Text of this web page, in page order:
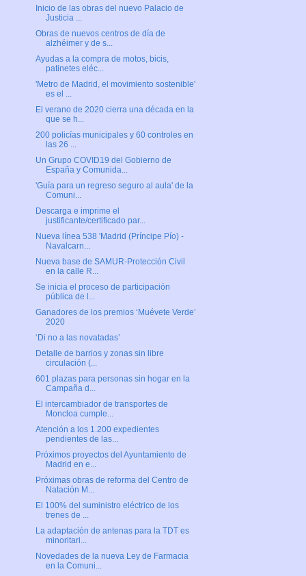
Inicio de las obras del nuevo Palacio de
Justicia ...
Obras de nuevos centros de día de
alzhéimer y de s...
Ayudas a la compra de motos, bicis,
patinetes eléc...
'Metro de Madrid, el movimiento sostenible'
es el ...
El verano de 2020 cierra una década en la
que se h...
200 policías municipales y 60 controles en
las 26 ...
Un Grupo COVID19 del Gobierno de
España y Comunida...
'Guía para un regreso seguro al aula' de la
Comuni...
Descarga e imprime el
justificante/certificado par...
Nueva línea 538 'Madrid (Príncipe Pío) -
Navalcarn...
Nueva base de SAMUR-Protección Civil
en la calle R...
Se inicia el proceso de participación
pública de l...
Ganadores de los premios ‘Muévete Verde’
2020
‘Di no a las novatadas’
Detalle de barrios y zonas sin libre
circulación (...
601 plazas para personas sin hogar en la
Campaña d...
El intercambiador de transportes de
Moncloa cumple...
Atención a los 1.200 expedientes
pendientes de las...
Próximos proyectos del Ayuntamiento de
Madrid en e...
Próximas obras de reforma del Centro de
Natación M...
El 100% del suministro eléctrico de los
trenes de ...
La adaptación de antenas para la TDT es
minoritari...
Novedades de la nueva Ley de Farmacia
en la Comuni...